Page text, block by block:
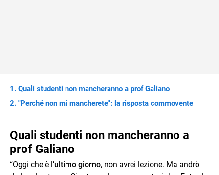
Quali studenti non mancheranno a prof Galiano
"Perché non mi mancherete": la risposta commovente
Quali studenti non mancheranno a
prof Galiano
“Oggi che è l’ultimo giorno, non avrei lezione. Ma andrò